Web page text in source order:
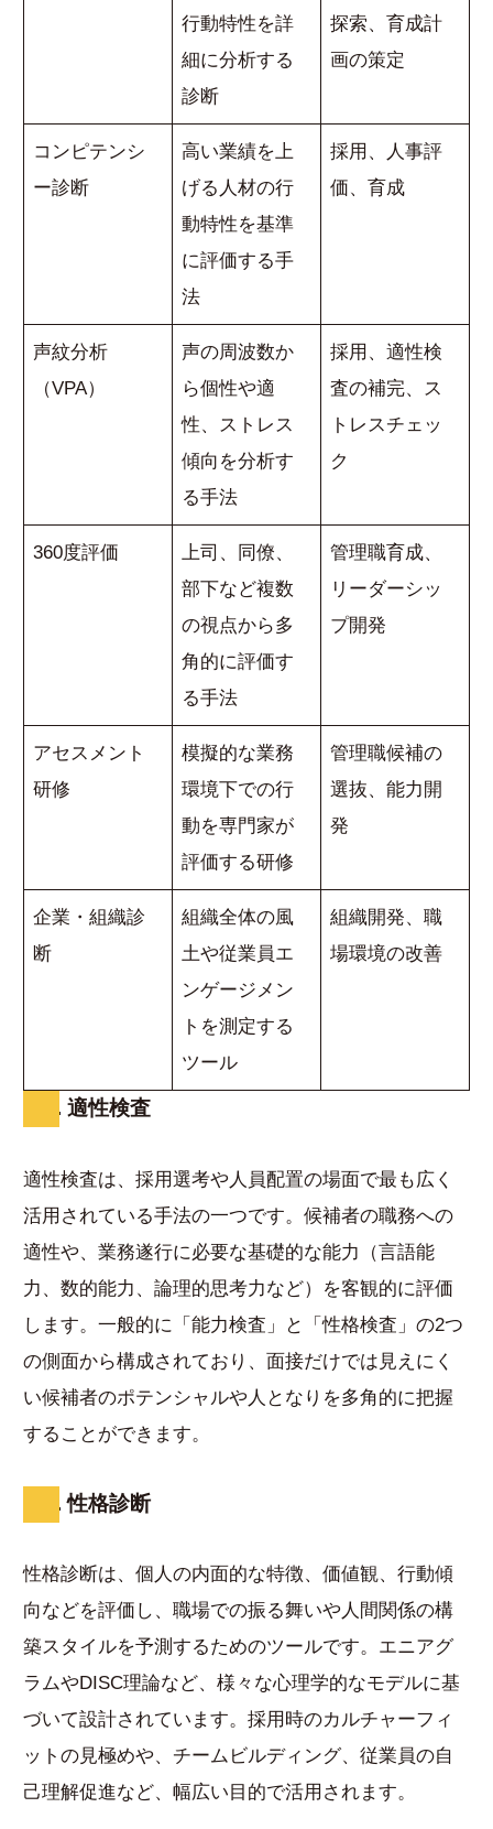
行動特性を詳
細に分析する
診断
探索、育成計
画の策定
コンピテンシ
ー診断
高い業績を上
げる人材の行
動特性を基準
に評価する手
法
採用、人事評
価、育成
声紋分析
（VPA）
声の周波数か
ら個性や適
性、ストレス
傾向を分析す
る手法
採用、適性検
査の補完、ス
トレスチェッ
ク
360度評価
上司、同僚、
部下など複数
の視点から多
角的に評価す
る手法
管理職育成、
リーダーシッ
プ開発
アセスメント
研修
模擬的な業務
環境下での行
動を専門家が
評価する研修
管理職候補の
選抜、能力開
発
企業・組織診
断
組織全体の風
土や従業員エ
ンゲージメン
トを測定する
ツール
組織開発、職
場環境の改善
1. 適性検査
適性検査は、採用選考や人員配置の場面で最も広く
活用されている手法の一つです。候補者の職務への
適性や、業務遂行に必要な基礎的な能力（言語能
力、数的能力、論理的思考力など）を客観的に評価
します。一般的に「能力検査」と「性格検査」の2つ
の側面から構成されており、面接だけでは見えにく
い候補者のポテンシャルや人となりを多角的に把握
することができます。
2. 性格診断
性格診断は、個人の内面的な特徴、価値観、行動傾
向などを評価し、職場での振る舞いや人間関係の構
築スタイルを予測するためのツールです。エニアグ
ラムやDISC理論など、様々な心理学的なモデルに基
づいて設計されています。採用時のカルチャーフィ
ットの見極めや、チームビルディング、従業員の自
己理解促進など、幅広い目的で活用されます。